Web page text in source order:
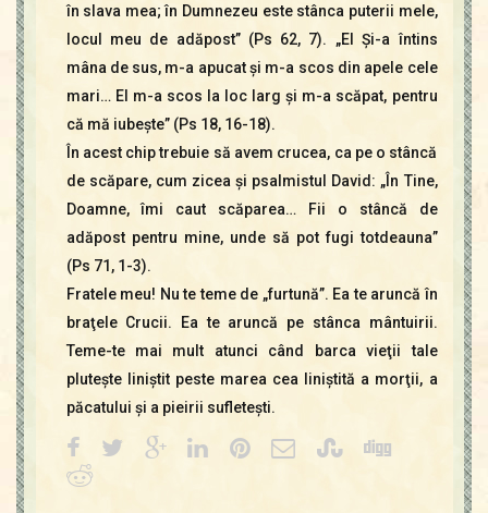
în slava mea; în Dumnezeu este stânca puterii mele,
locul meu de adăpost” (Ps 62, 7). „El Şi-a întins
mâna de sus, m-a apucat şi m-a scos din apele cele
mari… El m-a scos la loc larg şi m-a scăpat, pentru
că mă iubeşte” (Ps 18, 16-18).
În acest chip trebuie să avem crucea, ca pe o stâncă
de scăpare, cum zicea şi psalmistul David: „În Tine,
Doamne, îmi caut scăparea… Fii o stâncă de
adăpost pentru mine, unde să pot fugi totdeauna”
(Ps 71, 1-3).
Fratele meu! Nu te teme de „furtună”. Ea te aruncă în
braţele Crucii. Ea te aruncă pe stânca mântuirii.
Teme-te mai mult atunci când barca vieţii tale
pluteşte liniştit peste marea cea liniştită a morţii, a
păcatului şi a pieirii sufleteşti.